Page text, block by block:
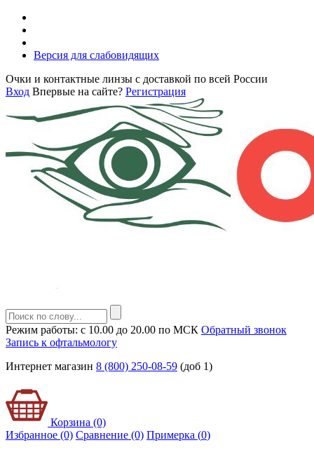
Версия для слабовидящих
Очки и контактные линзы с доставкой по всей России
Вход Впервые на сайте? Регистрация
Режим работы: с 10.00 до 20.00 по МСК Обратный звонок
Запись к офтальмологу
Интернет магазин 8 (800) 250-08-59 (доб 1)
Корзина (0)
Избранное (0) Сравнение (0) Примерка (0)